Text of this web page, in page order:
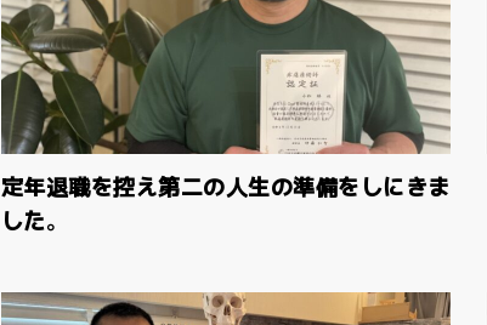
定年退職を控え第二の人生の準備をしにきま
した。